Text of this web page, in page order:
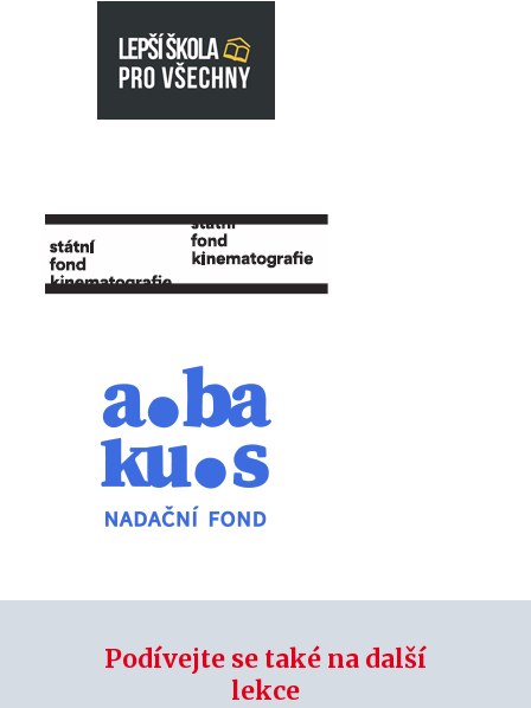
Podívejte se také na další
lekce